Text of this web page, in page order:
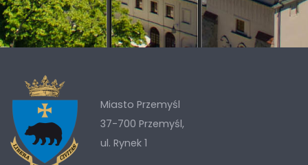
Miasto Przemyśl
37-700 Przemyśl,
ul. Rynek 1